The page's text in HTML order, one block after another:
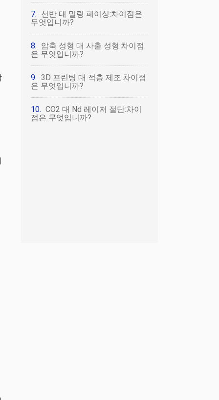
선반 대 밀링 페이싱:차이점은
무엇입니까?
압축 성형 대 사출 성형:차이점
은 무엇입니까?
3D 프린팅 대 적층 제조:차이점
은 무엇입니까?
CO2 대 Nd 레이저 절단:차이
점은 무엇입니까?